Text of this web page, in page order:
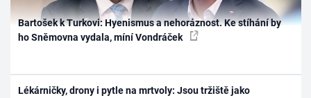
Bartošek k Turkovi: Hyenismus a nehoráznost. Ke stíhání by
ho Sněmovna vydala, míní Vondráček
Lékárničky, drony i pytle na mrtvoly: Jsou tržiště jako